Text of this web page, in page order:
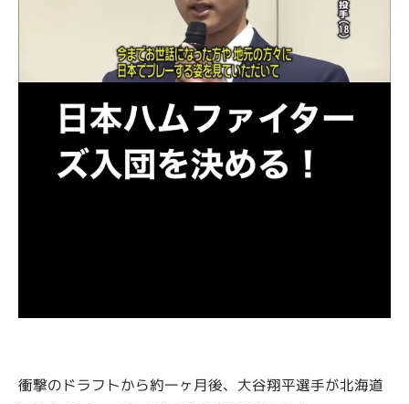
衝撃のドラフトから約一ヶ月後、大谷翔平選手が北海道